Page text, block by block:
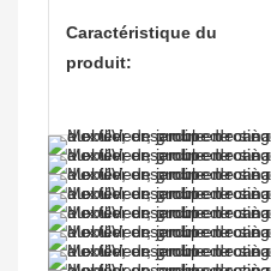
Caractéristique du
produit: